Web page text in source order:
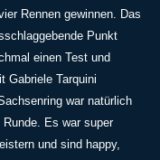
Rennen gewinnen. Das
Punkt
einen Test und
Gabriele Tarquini
war natürlich
Es war super
und sind happy,